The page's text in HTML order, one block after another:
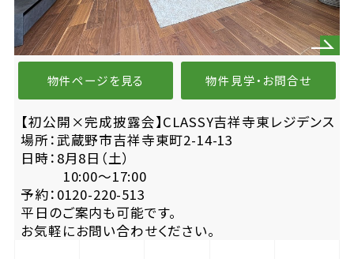
物件ページを見る 物件見学・お問合せ
【初公開×完成披露会】CLASSY吉祥寺東レジデンス
場所：武蔵野市吉祥寺東町2-14-13
日時：8月8日（土）
10:00〜17:00
予約：0120-220-513
平日のご案内も可能です。
お気軽にお問い合わせください。